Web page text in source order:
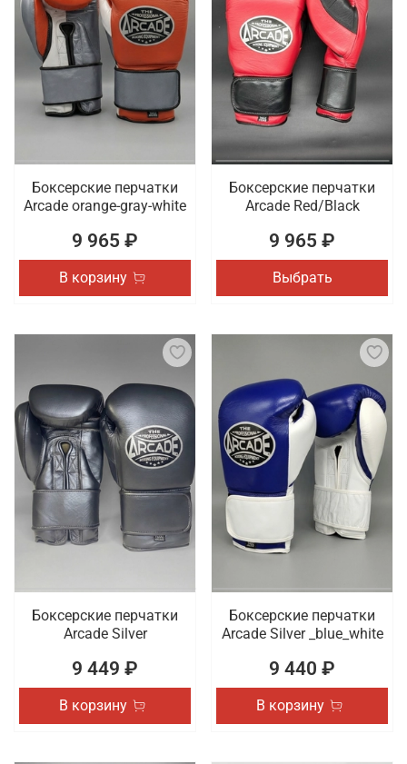
Боксерские перчатки
Arcade orange-gray-white
9 965 ₽
В корзину
Боксерские перчатки
Arcade Red/Black
9 965 ₽
Выбрать
Боксерские перчатки
Arcade Silver
9 449 ₽
В корзину
Боксерские перчатки
Arcade Silver _blue_white
9 440 ₽
В корзину